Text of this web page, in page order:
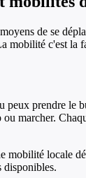
de se
mobilité c'est la
peux prendre le
marcher.
mobilité locale
disponibles.